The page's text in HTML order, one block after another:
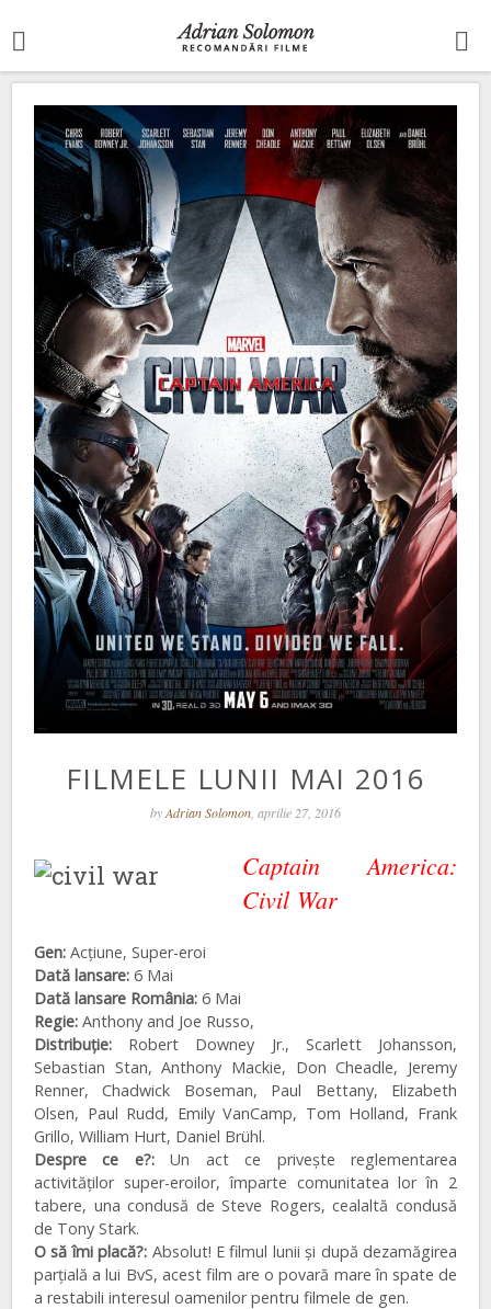
FILMELE LUNII MAI 2016
byAdrian Solomon , aprilie 27, 2016
Captain America:
Civil War
Gen: Acțiune, Super-eroi
Dată lansare: 6 Mai
Dată lansare România: 6 Mai
Regie: Anthony and Joe Russo,
Distribuţie:
Robert Downey Jr., Scarlett Johansson,
Sebastian Stan, Anthony Mackie, Don Cheadle, Jeremy
Renner, Chadwick Boseman, Paul Bettany, Elizabeth
Olsen, Paul Rudd, Emily VanCamp, Tom Holland, Frank
Grillo, William Hurt, Daniel Brühl.
Despre ce e?:Un act ce privește reglementarea
activităților super-eroilor, împarte comunitatea lor în 2
tabere, una condusă de Steve Rogers, cealaltă condusă
de Tony Stark.
O să îmi placă?: Absolut! E filmul lunii și după dezamăgirea
parțială a lui BvS, acest film are o povară mare în spate de
a restabili interesul oamenilor pentru filmele de gen.